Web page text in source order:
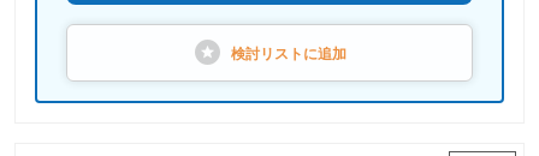
検討リストに追加